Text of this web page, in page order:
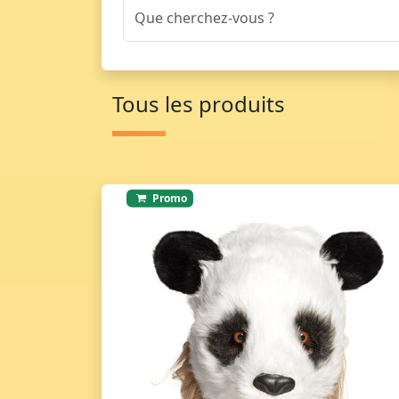
Tous les produits
Promo